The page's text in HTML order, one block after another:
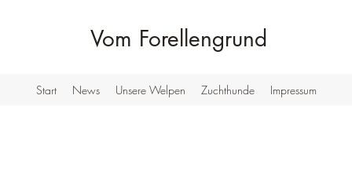
Vom Forellengrund
Start News Unsere Welpen Zuchthunde Impressum